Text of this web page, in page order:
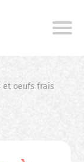
et oeufs frais